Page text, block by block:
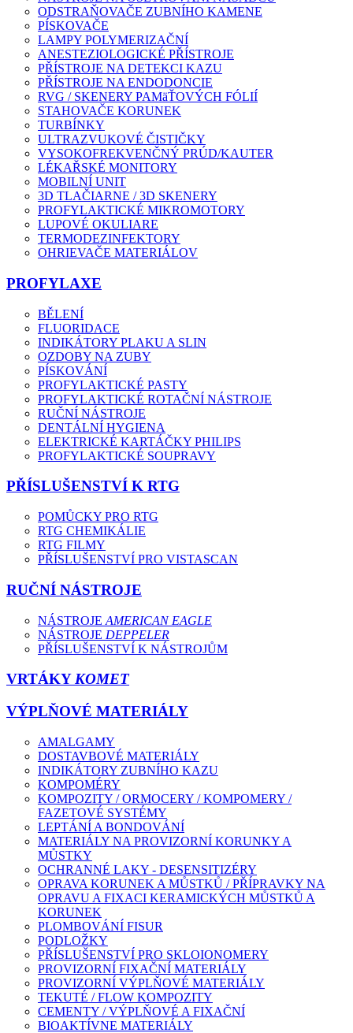
ODSTRAŇOVAČE ZUBNÍHO KAMENE
PÍSKOVAČE
LAMPY POLYMERIZAČNÍ
ANESTEZIOLOGICKÉ PŘÍSTROJE
PŘÍSTROJE NA DETEKCI KAZU
PŘÍSTROJE NA ENDODONCIE
RVG / SKENERY PAMäŤOVÝCH FÓLIÍ
STAHOVAČE KORUNEK
TURBÍNKY
ULTRAZVUKOVÉ ČISTIČKY
VYSOKOFREKVENČNÝ PRÚD/KAUTER
LÉKAŘSKÉ MONITORY
MOBILNÍ UNIT
3D TLAČIARNE / 3D SKENERY
PROFYLAKTICKÉ MIKROMOTORY
LUPOVÉ OKULIARE
TERMODEZINFEKTORY
OHRIEVAČE MATERIÁLOV
PROFYLAXE
BĚLENÍ
FLUORIDACE
INDIKÁTORY PLAKU A SLIN
OZDOBY NA ZUBY
PÍSKOVÁNÍ
PROFYLAKTICKÉ PASTY
PROFYLAKTICKÉ ROTAČNÍ NÁSTROJE
RUČNÍ NÁSTROJE
DENTÁLNÍ HYGIENA
ELEKTRICKÉ KARTÁČKY PHILIPS
PROFYLAKTICKÉ SOUPRAVY
PŘÍSLUŠENSTVÍ K RTG
POMŮCKY PRO RTG
RTG CHEMIKÁLIE
RTG FILMY
PŘÍSLUŠENSTVÍ PRO VISTASCAN
RUČNÍ NÁSTROJE
NÁSTROJE AMERICAN EAGLE
NÁSTROJE DEPPELER
PŘÍSLUŠENSTVÍ K NÁSTROJŮM
VRTÁKYKOMET
VÝPLŇOVÉ MATERIÁLY
AMALGAMY
DOSTAVBOVÉ MATERIÁLY
INDIKÁTORY ZUBNÍHO KAZU
KOMPOMÉRY
KOMPOZITY / ORMOCERY / KOMPOMERY /
FAZETOVÉ SYSTÉMY
LEPTÁNÍ A BONDOVÁNÍ
MATERIÁLY NA PROVIZORNÍ KORUNKY A
MŮSTKY
OCHRANNÉ LAKY - DESENSITIZÉRY
OPRAVA KORUNEK A MŮSTKŮ / PŘÍPRAVKY NA
OPRAVU A FIXACI KERAMICKÝCH MŮSTKŮ A
KORUNEK
PLOMBOVÁNÍ FISUR
PODLOŽKY
PŘÍSLUŠENSTVÍ PRO SKLOIONOMERY
PROVIZORNÍ FIXAČNÍ MATERIÁLY
PROVIZORNÍ VÝPLŇOVÉ MATERIÁLY
TEKUTÉ / FLOW KOMPOZITY
CEMENTY / VÝPLŇOVÉ A FIXAČNÍ
BIOAKTÍVNE MATERIÁLY